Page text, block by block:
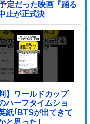
定だった映画『踊る
止が正式決
】ワールドカップ
ハーフタイムショ
紙｢BTSが出てきて
と思った｣